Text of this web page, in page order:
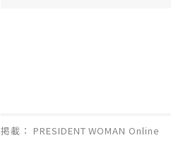
掲載： PRESIDENT WOMAN Online